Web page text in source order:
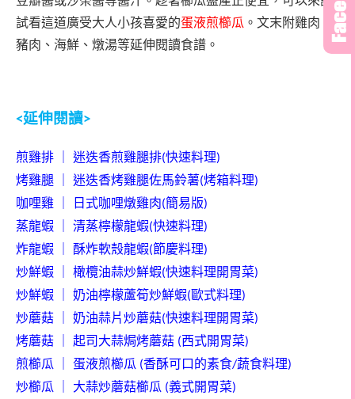
試看這道廣受大人小孩喜愛的蛋液煎櫛瓜 。文末附雞肉、
豬肉、海鮮、燉湯等延伸閱讀食譜。
<延伸閱讀>
煎雞排 迷迭香煎雞腿排(快速料理)
烤雞腿 迷迭香烤雞腿佐馬鈴薯(烤箱料理)
咖哩雞 日式咖哩燉雞肉(簡易版)
蒸龍蝦 清蒸檸檬龍蝦(快速料理)
炸龍蝦 酥炸軟殼龍蝦(節慶料理)
炒鮮蝦 橄欖油蒜炒鮮蝦(快速料理開胃菜)
炒鮮蝦 奶油檸檬蘆筍炒鮮蝦(歐式料理)
炒蘑菇 奶油蒜片炒蘑菇(快速料理開胃菜)
烤蘑菇 起司大蒜焗烤蘑菇 (西式開胃菜)
煎櫛瓜 蛋液煎櫛瓜 (香酥可口的素食/蔬食料理)
炒櫛瓜 大蒜炒蘑菇櫛瓜 (義式開胃菜)